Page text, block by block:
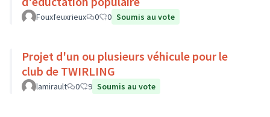
Fouxfeuxrieux 0 0 Soumis au vote
Projet d'un ou plusieurs véhicule pour le
club de TWIRLING
lamirault 0 9 Soumis au vote